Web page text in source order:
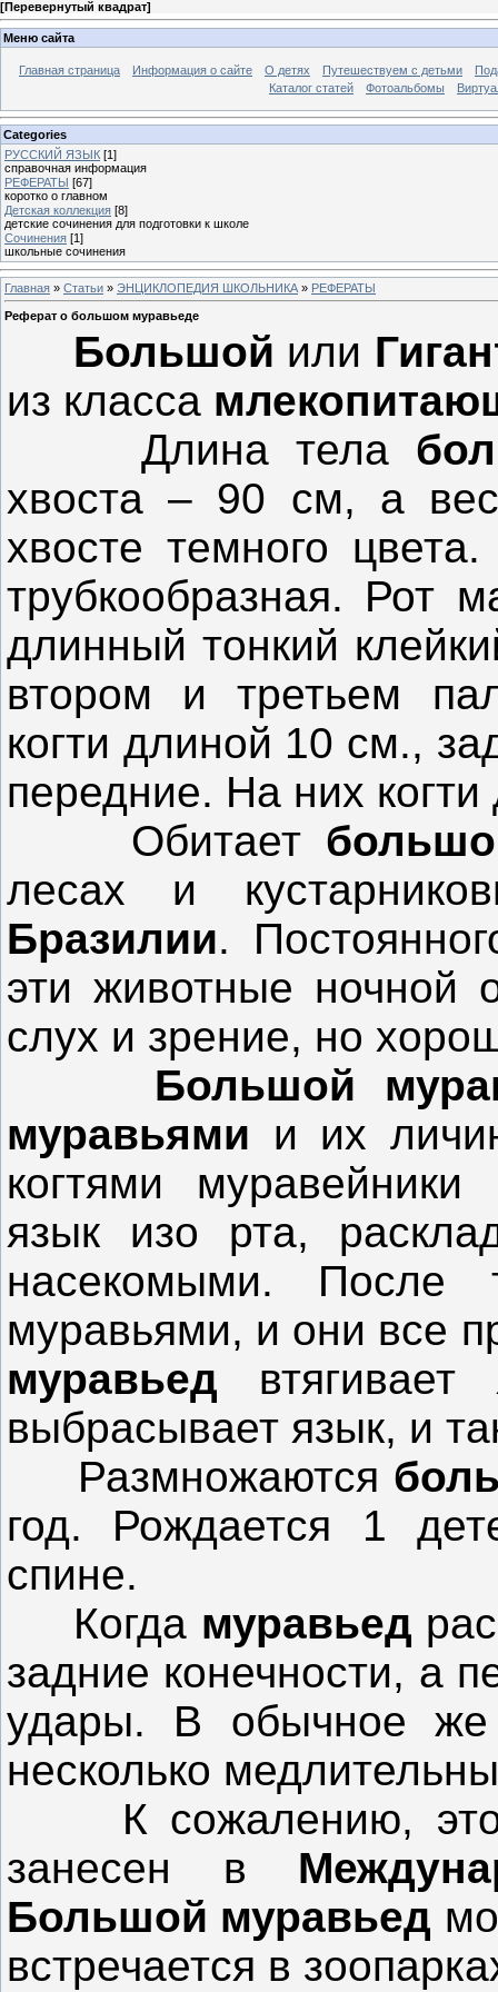
[Перевернутый квадрат]
Меню сайта
Главная страница Информация о сайте О детях Путешествуем с детьми
Каталог статей
Фотоальбомы
Categories
РУССКИЙ ЯЗЫК [1]
справочная информация
РЕФЕРАТЫ [67]
коротко о главном
Детская коллекция [8]
детские сочинения для подготовки к школе
Сочинения [1]
школьные сочинения
Главная » Статьи » ЭНЦИКЛОПЕДИЯ ШКОЛЬНИКА » РЕФЕРАТЫ
Реферат о большом муравьеде
Большой или
из класса
Длина тела
хвоста – 90 см, а
хвосте темного
трубкообразная. Рот
длинный тонкий
втором и третьем
когти длиной 10 см.,
передние. На них
Обитает
лесах и
Бразилии.
эти животные ночной
слух и зрение, но
Большой
муравьями и их
когтями
язык изо рта,
насекомыми. После
муравьями, и они все
муравьед
выбрасывает язык, и
Размножаются
год. Рождается 1
спине.
Когда муравьед
задние конечности, а
удары. В обычное же
несколько
К сожалению, этот
занесен в
Большой муравьед
встречается в